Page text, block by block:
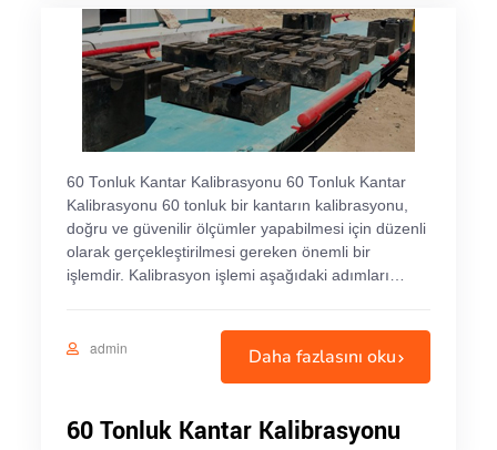
60 Tonluk Kantar Kalibrasyonu 60 Tonluk Kantar
Kalibrasyonu 60 tonluk bir kantarın kalibrasyonu,
doğru ve güvenilir ölçümler yapabilmesi için düzenli
olarak gerçekleştirilmesi gereken önemli bir
işlemdir. Kalibrasyon işlemi aşağıdaki adımları…
admin Daha fazlasını oku
60 Tonluk Kantar Kalibrasyonu